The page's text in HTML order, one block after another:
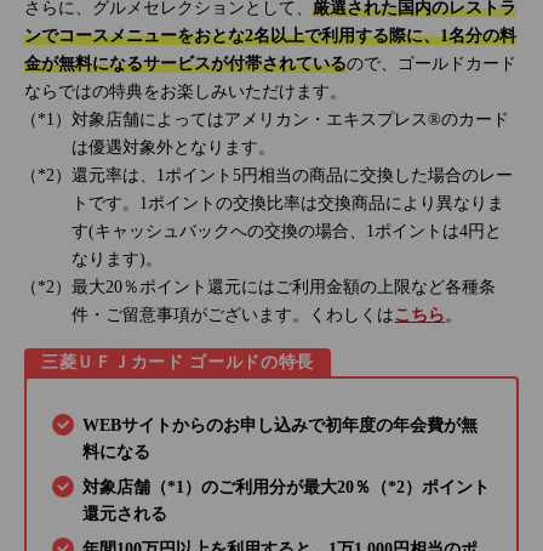
さらに、グルメセレクションとして、 厳選された国内のレストラ
ンでコースメニューをおとな2名以上で利用する際に、1名分の料
金が無料になるサービスが付帯されているので、ゴールドカード
ならではの特典をお楽しみいただけます。
対象店舗によってはアメリカン・エキスプレス®のカード
は優遇対象外となります。
還元率は、1ポイント5円相当の商品に交換した場合のレー
トです。1ポイントの交換比率は交換商品により異なりま
す(キャッシュバックへの交換の場合、1ポイントは4円と
なります)。
最大20％ポイント還元にはご利用金額の上限など各種条
件・ご留意事項がございます。くわしくはこちら 。
三菱ＵＦＪカード ゴールドの特長
WEBサイトからのお申し込みで初年度の年会費が無
料になる
対象店舗（*1）のご利用分が最大20％（*2）ポイント
還元される